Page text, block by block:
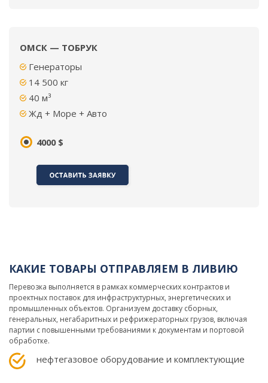
ОМСК — ТОБРУК
Генераторы
14 500 кг
40 м³
Жд + Море + Авто
4000 $
КАКИЕ ТОВАРЫ ОТПРАВЛЯЕМ В ЛИВИЮ
Перевозка выполняется в рамках коммерческих контрактов и
проектных поставок для инфраструктурных, энергетических и
промышленных объектов. Организуем доставку сборных,
генеральных, негабаритных и рефрижераторных грузов, включая
партии с повышенными требованиями к документам и портовой
обработке.
нефтегазовое оборудование и комплектующие